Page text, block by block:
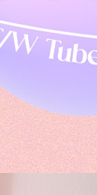
가능 쿠폰
상품이에요